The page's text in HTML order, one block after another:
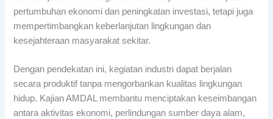
pertumbuhan ekonomi dan peningkatan investasi, tetapi juga
mempertimbangkan keberlanjutan lingkungan dan
kesejahteraan masyarakat sekitar.
Dengan pendekatan ini, kegiatan industri dapat berjalan
secara produktif tanpa mengorbankan kualitas lingkungan
hidup. Kajian AMDAL membantu menciptakan keseimbangan
antara aktivitas ekonomi, perlindungan sumber daya alam,